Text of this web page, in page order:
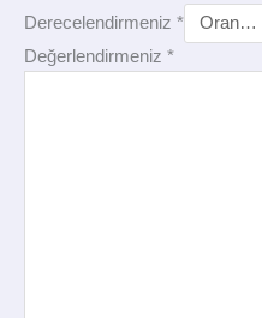
Derecelendirmeniz *
Değerlendirmeniz *